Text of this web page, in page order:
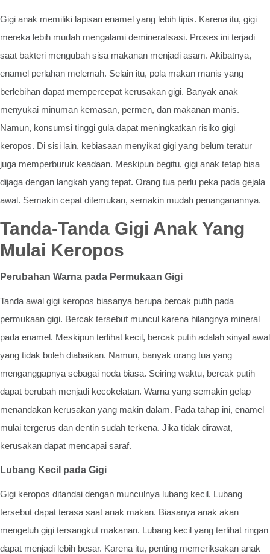
Gigi anak memiliki lapisan enamel yang lebih tipis. Karena itu, gigi
mereka lebih mudah mengalami demineralisasi. Proses ini terjadi
saat bakteri mengubah sisa makanan menjadi asam. Akibatnya,
enamel perlahan melemah. Selain itu, pola makan manis yang
berlebihan dapat mempercepat kerusakan gigi. Banyak anak
menyukai minuman kemasan, permen, dan makanan manis.
Namun, konsumsi tinggi gula dapat meningkatkan risiko gigi
keropos. Di sisi lain, kebiasaan menyikat gigi yang belum teratur
juga memperburuk keadaan. Meskipun begitu, gigi anak tetap bisa
dijaga dengan langkah yang tepat. Orang tua perlu peka pada gejala
awal. Semakin cepat ditemukan, semakin mudah penanganannya.
Tanda-Tanda Gigi Anak Yang
Mulai Keropos
Perubahan Warna pada Permukaan Gigi
Tanda awal gigi keropos biasanya berupa bercak putih pada
permukaan gigi. Bercak tersebut muncul karena hilangnya mineral
pada enamel. Meskipun terlihat kecil, bercak putih adalah sinyal awal
yang tidak boleh diabaikan. Namun, banyak orang tua yang
menganggapnya sebagai noda biasa. Seiring waktu, bercak putih
dapat berubah menjadi kecokelatan. Warna yang semakin gelap
menandakan kerusakan yang makin dalam. Pada tahap ini, enamel
mulai tergerus dan dentin sudah terkena. Jika tidak dirawat,
kerusakan dapat mencapai saraf.
Lubang Kecil pada Gigi
Gigi keropos ditandai dengan munculnya lubang kecil. Lubang
tersebut dapat terasa saat anak makan. Biasanya anak akan
mengeluh gigi tersangkut makanan. Lubang kecil yang terlihat ringan
dapat menjadi lebih besar. Karena itu, penting memeriksakan anak